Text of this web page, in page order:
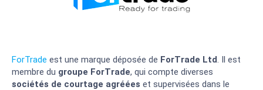
ForTrade est une marque déposée de ForTrade Ltd. Il est
membre du groupe ForTrade, qui compte diverses
sociétés de courtage agréées et supervisées dans le